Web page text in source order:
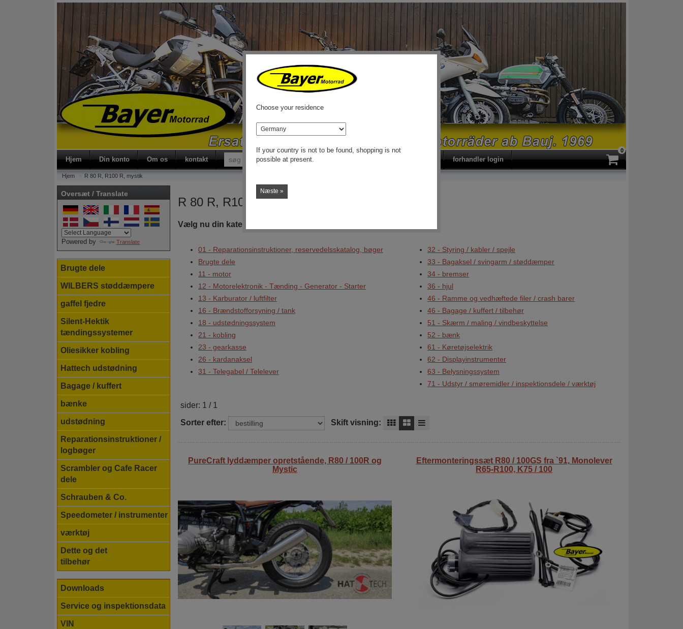
Hjem Din konto Om os kontakt forhandler login
0
Hjem R 80 R, R100 R, mystik
Oversæt / Translate
Powered by Translate
Brugte dele
WILBERS støddæmpere
gaffel fjedre
Silent-Hektik
tændingssystemer
Oliesikker kobling
Hattech udstødning
Bagage / kuffert
bænke
udstødning
Reparationsinstruktioner /
logbøger
Scrambler og Cafe Racer
dele
Schrauben & Co.
Speedometer / instrumenter
værktøj
Dette og det
tilbehør
Downloads
Service og inspektionsdata
VIN
R 80 R, R100 R, mystik
Vælg nu din kategori
01 - Reparationsinstruktioner, reservedelsskatalog, bøger
Brugte dele
11 - motor
12 - Motorelektronik - Tænding - Generator - Starter
13 - Karburator / luftfilter
16 - Brændstofforsyning / tank
18 - udstødningssystem
21 - kobling
23 - gearkasse
26 - kardanaksel
31 - Telegabel / Telelever
32 - Styring / kabler / spejle
33 - Bagaksel / svingarm / støddæmper
34 - bremser
36 - hjul
46 - Ramme og vedhæftede filer / crash barer
46 - Bagage / kuffert / tilbehør
51 - Skærm / maling / vindbeskyttelse
52 - bænk
61 - Køretøjselektrik
62 - Displayinstrumenter
63 - Belysningssystem
71 - Udstyr / smøremidler / inspektionsdele / værktøj
sider: 1 / 1
Sorter efter: Skift visning:
PureCraft lyddæmper opretstående, R80 / 100R og
Mystic
Eftermonteringssæt R80 / 100GS fra `91, Monolever
R65-R100, K75 / 100
Choose your residence
land
If your country is not to be found, shopping is not
possible at present.
Næste »